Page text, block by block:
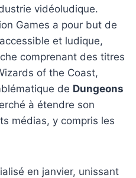
vidéoludique.
Games a pour but de
et ludique,
comprenant des titres
of the Coast,
de Dungeons
à étendre son
médias, y compris les
en janvier, unissant